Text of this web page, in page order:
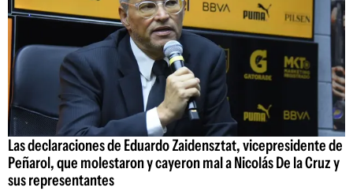
Las declaraciones de Eduardo Zaidensztat, vicepresidente de
Peñarol, que molestaron y cayeron mal a Nicolás De la Cruz y
sus representantes